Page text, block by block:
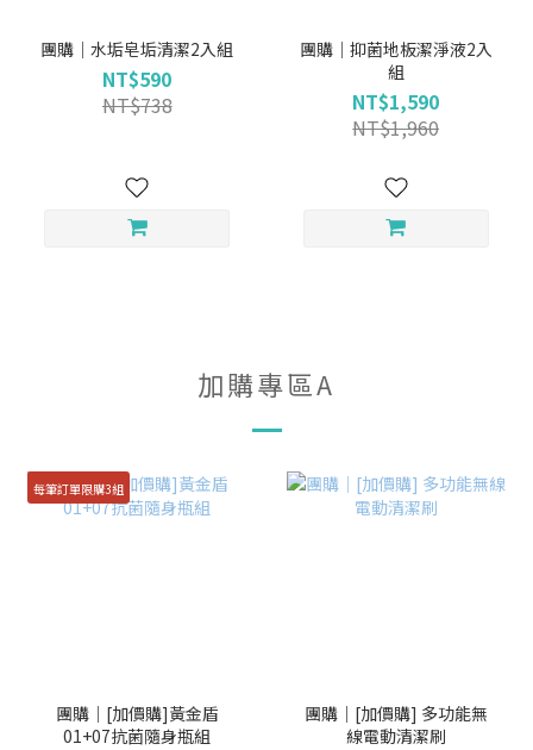
團購｜水垢皂垢清潔2入組
NT$590
NT$738
團購｜抑菌地板潔淨液2入
組
NT$1,590
NT$1,960
加購專區A
每筆訂單限購3組
團購｜[加價購]黃金盾
01+07抗菌隨身瓶組
團購｜[加價購] 多功能無
線電動清潔刷